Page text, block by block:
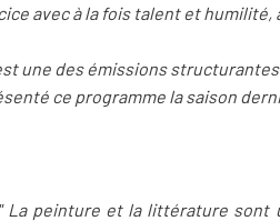
avec à la fois talent et
une des émissions
ce programme la saison
" La peinture et la littérature sont